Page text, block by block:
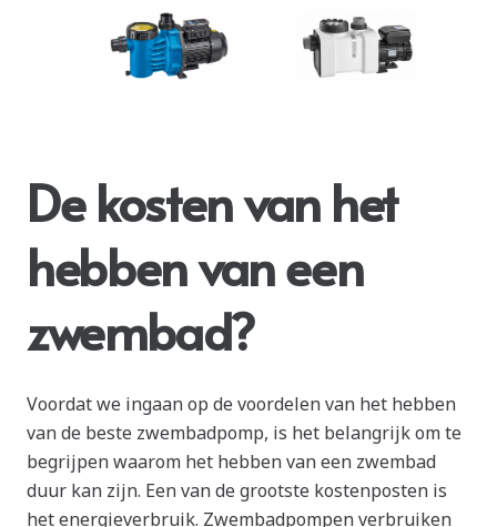
De kosten van het
hebben van een
zwembad?
Voordat we ingaan op de voordelen van het hebben
van de beste zwembadpomp, is het belangrijk om te
begrijpen waarom het hebben van een zwembad
duur kan zijn. Een van de grootste kostenposten is
het energieverbruik. Zwembadpompen verbruiken